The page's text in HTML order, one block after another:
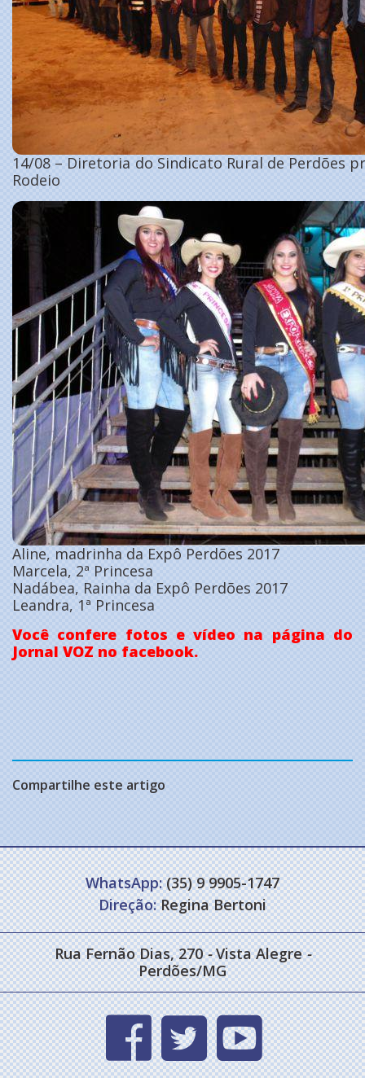
14/08 – Diretoria do Sindicato Rural de Perdões
Rodeio
Aline, madrinha da Expô Perdões 2017
Marcela, 2ª Princesa
Nadábea, Rainha da Expô Perdões 2017
Leandra, 1ª Princesa
Você confere fotos e vídeo na página do
Jornal VOZ no facebook.
Compartilhe este artigo
WhatsApp:(35) 9 9905-1747
Direção:Regina Bertoni
Rua Fernão Dias, 270- Vista Alegre-
Perdões/MG